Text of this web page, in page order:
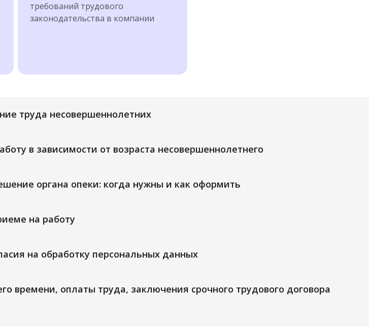
требований трудового
законодательства в компании
труда несовершеннолетних
в зависимости от возраста несовершеннолетнего
органа опеки: когда нужны и как оформить
на работу
на обработку персональных данных
времени, оплаты труда, заключения срочного трудового договора